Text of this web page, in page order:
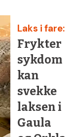
Laks i fare:
Frykter
sykdom
kan
svekke
laksen i
Gaula